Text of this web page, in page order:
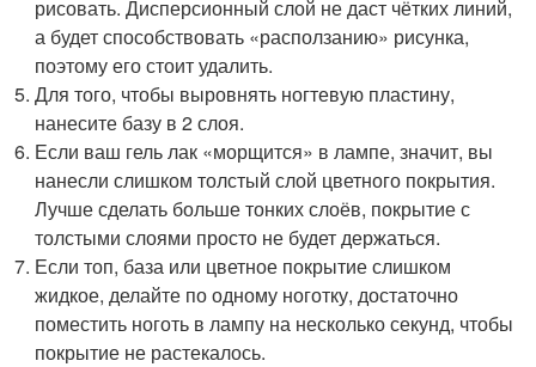
рисовать. Дисперсионный слой не даст чётких линий,
а будет способствовать «расползанию» рисунка,
поэтому его стоит удалить.
Для того, чтобы выровнять ногтевую пластину,
нанесите базу в 2 слоя.
Если ваш гель лак «морщится» в лампе, значит, вы
нанесли слишком толстый слой цветного покрытия.
Лучше сделать больше тонких слоёв, покрытие с
толстыми слоями просто не будет держаться.
Если топ, база или цветное покрытие слишком
жидкое, делайте по одному ноготку, достаточно
поместить ноготь в лампу на несколько секунд, чтобы
покрытие не растекалось.